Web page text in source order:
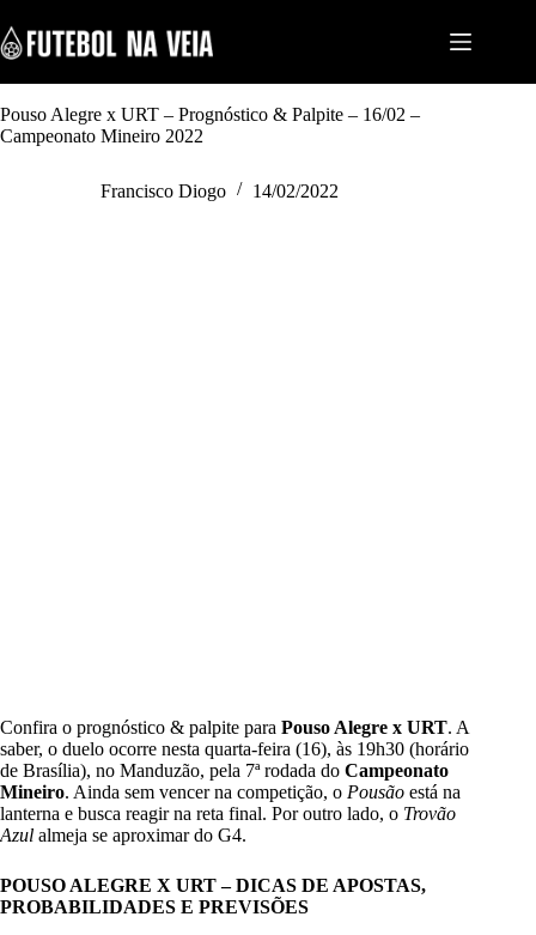
k
i
o
c
Pouso Alegre x URT – Prognóstico & Palpite – 16/02 –
Campeonato Mineiro 2022
Francisco Diogo 14/02/2022
Confira o prognóstico & palpite para Pouso Alegre x URT. A
saber, o duelo ocorre nesta quarta-feira (16), às 19h30 (horário
de Brasília), no Manduzão, pela 7ª rodada do Campeonato
Mineiro. Ainda sem vencer na competição, o Pousão está na
lanterna e busca reagir na reta final. Por outro lado, o Trovão
Azul almeja se aproximar do G4.
POUSO ALEGRE X URT – DICAS DE APOSTAS,
PROBABILIDADES E PREVISÕES